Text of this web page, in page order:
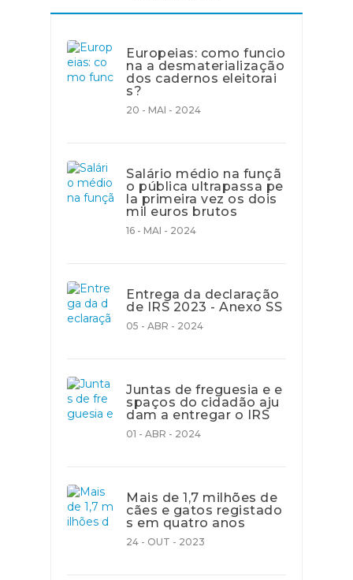
Europeias: como funcio
na a desmaterialização
dos cadernos eleitorai
s?
20 - MAI - 2024
Salário médio na funçã
o pública ultrapassa pe
la primeira vez os dois
mil euros brutos
16 - MAI - 2024
Entrega da declaração
de IRS 2023 - Anexo SS
05 - ABR - 2024
Juntas de freguesia e e
spaços do cidadão aju
dam a entregar o IRS
01 - ABR - 2024
Mais de 1,7 milhões de
cães e gatos registado
s em quatro anos
24 - OUT - 2023